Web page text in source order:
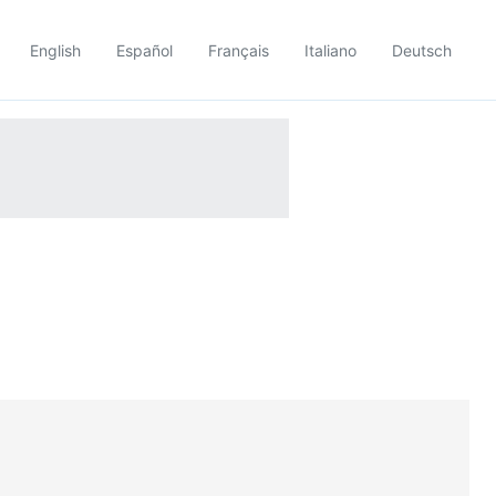
English Español Français Italiano Deutsch